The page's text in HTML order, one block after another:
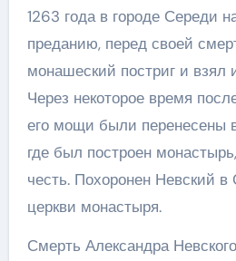
1263 года в городе Середи
преданию, перед своей
монашеский постриг и взял
Через некоторое время
его мощи были перенесены
где был построен
честь. Похоронен Невский в
церкви монастыря.
Смерть Александра